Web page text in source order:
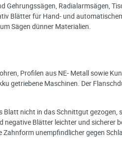
Gehrungssägen, Radialarmsägen,
Blätter für Hand- und
Sägen dünner Materialien.
Profilen aus NE- Metall sowie
getriebene Maschinen. Der
Blatt nicht in das Schnittgut gezogen,
negative Blätter leichter und sicherer
Zahnform unempfindlicher gegen